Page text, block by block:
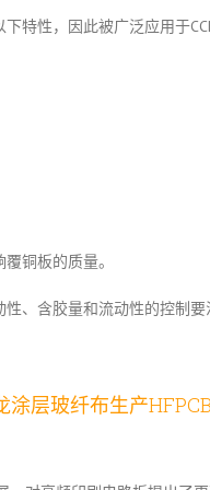
特性，因此被广泛应用于
铜板的质量。
、含胶量和流动性的控制要
涂层玻纤布生产HFPCB